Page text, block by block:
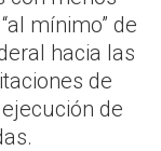
mínimo” de
hacia las
de
de